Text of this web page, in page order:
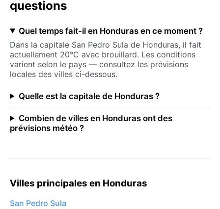
questions
Quel temps fait-il en Honduras en ce moment ?
Dans la capitale San Pedro Sula de Honduras, il fait
actuellement 20°C avec brouillard. Les conditions
varient selon le pays — consultez les prévisions
locales des villes ci-dessous.
Quelle est la capitale de Honduras ?
Combien de villes en Honduras ont des
prévisions météo ?
Villes principales en Honduras
San Pedro Sula